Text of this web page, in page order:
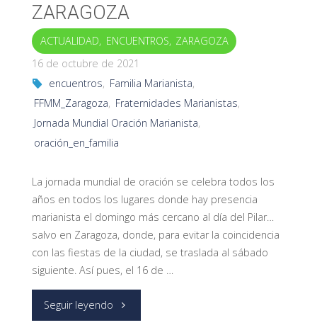
ZARAGOZA
ACTUALIDAD, ENCUENTROS, ZARAGOZA
16 de octubre de 2021
encuentros, Familia Marianista,
FFMM_Zaragoza, Fraternidades Marianistas,
Jornada Mundial Oración Marianista,
oración_en_familia
La jornada mundial de oración se celebra todos los
años en todos los lugares donde hay presencia
marianista el domingo más cercano al día del Pilar…
salvo en Zaragoza, donde, para evitar la coincidencia
con las fiestas de la ciudad, se traslada al sábado
siguiente. Así pues, el 16 de …
Seguir leyendo "Jornada